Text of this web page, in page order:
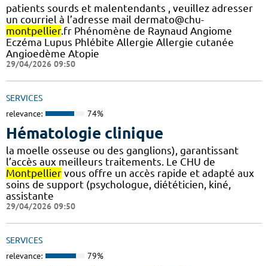
patients sourds et malentendants , veuillez adresser
un courriel à l’adresse mail dermato@chu-
montpellier.fr Phénomène de Raynaud Angiome
Eczéma Lupus Phlébite Allergie Allergie cutanée
Angioedème Atopie
29/04/2026 09:50
SERVICES
relevance: 74%
Hématologie clinique
la moelle osseuse ou des ganglions), garantissant
l’accès aux meilleurs traitements. Le CHU de
Montpellier vous offre un accès rapide et adapté aux
soins de support (psychologue, diététicien, kiné,
assistante
29/04/2026 09:50
SERVICES
relevance: 79%